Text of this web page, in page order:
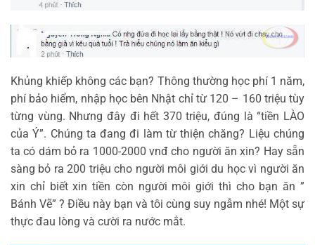
Khủng khiếp không các bạn? Thông thường học phí 1 năm,
phí bảo hiểm, nhập học bên Nhật chỉ từ 120 – 160 triệu tùy
từng vùng. Nhưng đây đi hết 370 triệu, đúng là “tiền LÀO
của Ý”. Chúng ta đang đi làm từ thiện chăng? Liệu chúng
ta có dám bỏ ra 1000-2000 vnđ cho người ăn xin? Hay sẵn
sàng bỏ ra 200 triệu cho người môi giới du học vì người ăn
xin chỉ biết xin tiền còn người môi giới thì cho bạn ăn ”
Bánh Vẽ” ? Điều này bạn và tôi cùng suy ngẫm nhé! Một sự
thực đau lòng và cười ra nước mắt.